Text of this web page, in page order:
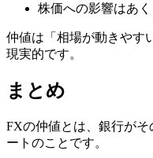
株価への影響はあ
仲値は「相場が動きやす
現実的です。
まとめ
FXの仲値とは、銀行が
ートのことです。